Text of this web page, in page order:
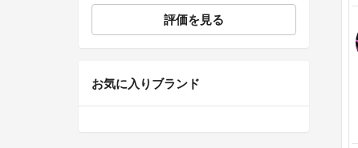
評価を見る
お気に入りブランド